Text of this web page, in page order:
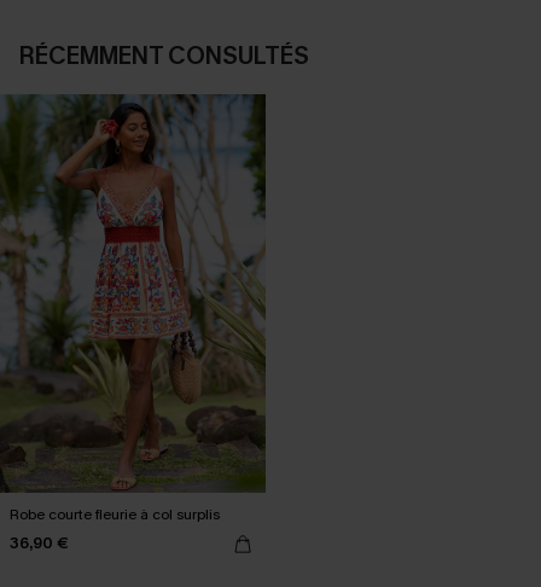
RÉCEMMENT CONSULTÉS
Robe courte fleurie à col surplis
36,90 €